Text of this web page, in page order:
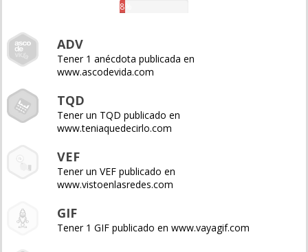
8%
ADV
Tener 1 anécdota publicada en
www.ascodevida.com
TQD
Tener un TQD publicado en
www.teniaquedecirlo.com
VEF
Tener un VEF publicado en
www.vistoenlasredes.com
GIF
Tener 1 GIF publicado en www.vayagif.com